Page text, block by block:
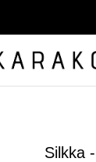
Silkka